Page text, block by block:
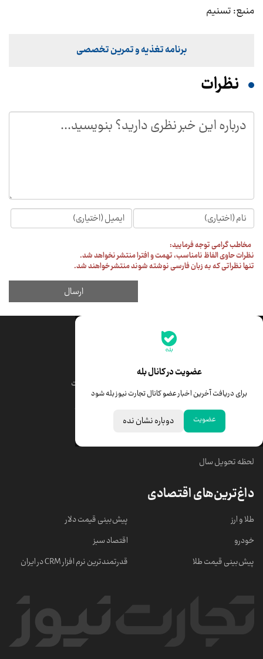
عضویت در کانال بله
برای دریافت آخرین اخبار عضو کانال تجارت نیوز بله شود
عضویت دوباره نشان نده
جدیدترین قیمت‌ها
قیمت درهم امارات
خبرهای مهم
لحظه تحویل سال
داغ‌ترین‌های اقتصادی
طلا و ارز
خودرو
پیش‌بینی قیمت طلا
پیش‌بینی قیمت دلار
اقتصاد سبز
قدرتمندترین نرم‌ افزار CRM در ایران